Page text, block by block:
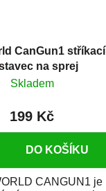
CanGun1 stříkací
na sprej
Skladem
199 Kč
DO KOŠÍKU
CANGUN1 je